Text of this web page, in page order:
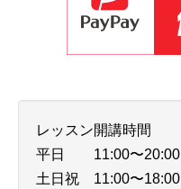
レッスン開講時間
平日 11:00〜20:00
土日祝 11:00〜18:00